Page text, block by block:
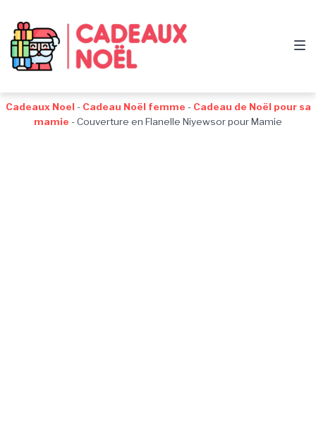
navigation
au
contenu
au
pied
de
Cadeaux Noel - Cadeau Noël femme - Cadeau de Noël pour sa
mamie -Couverture en Flanelle Niyewsor pour Mamie